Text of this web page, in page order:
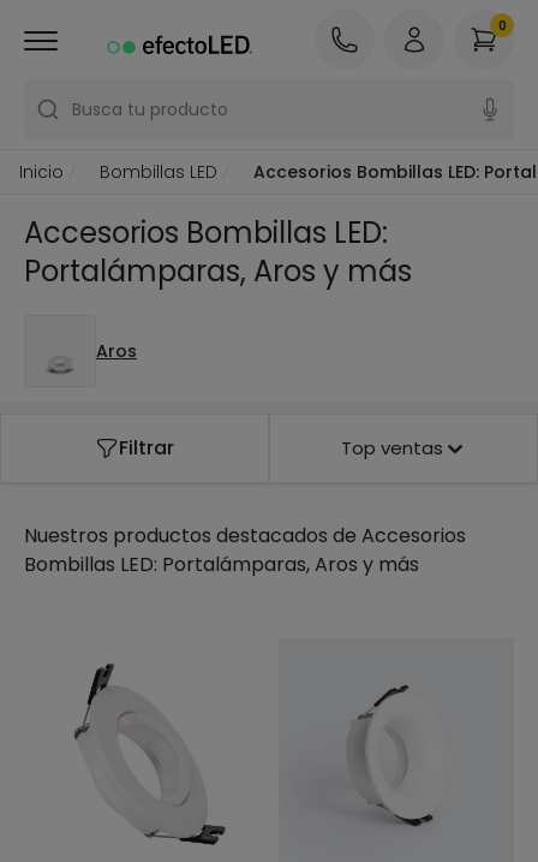
Busca tu producto
0
Inicio Bombillas LED Accesorios Bombillas LED:
Accesorios Bombillas LED:
Portalámparas, Aros y más
Aros
Filtrar Top ventas
Nuestros productos destacados de Accesorios
Bombillas LED: Portalámparas, Aros y más